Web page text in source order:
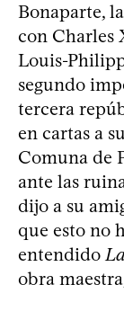
Bonaparte,
con Charles
Louis-
segundo
tercera
en cartas a
Comuna de
ante las
dijo a su
que esto no
entendido
obra